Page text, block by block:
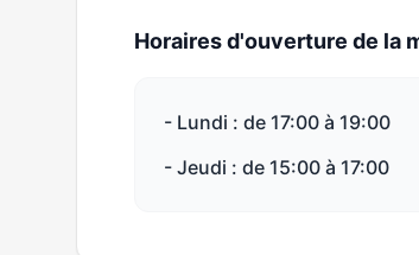
Horaires d'ouverture de la
- Lundi : de 17:00 à 19:00
- Jeudi : de 15:00 à 17:00